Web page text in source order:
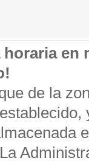
horaria
de la